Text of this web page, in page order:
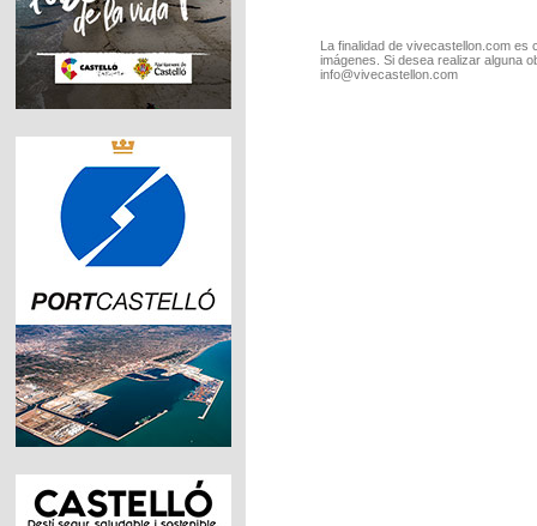
La finalidad de vivecastellon.com
imágenes. Si desea realizar alguna
info@vivecastellon.com